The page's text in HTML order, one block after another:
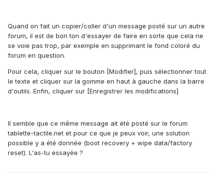
Quand on fait un copier/coller d'un message posté sur un autre
forum, il est de bon ton d'essayer de faire en sorte que cela ne
se voie pas trop, par exemple en supprimant le fond coloré du
forum en question.
Pour cela, cliquer sur le bouton [Modifier], puis sélectionner tout
le texte et cliquer sur la gomme en haut à gauche dans la barre
d'outils. Enfin, cliquer sur [Enregistrer les modifications]
Il semble que ce même message ait été posté sur le forum
tablette-tactile.net et pour ce que je peux voir, une solution
possible y a été donnée (boot recovery + wipe data/factory
reset). L'as-tu essayée ?